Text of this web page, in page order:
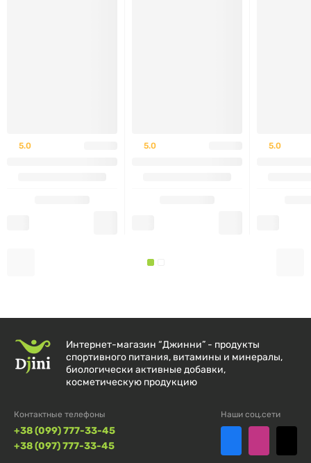
5.0 5.0 5.0
Интернет-магазин “Джинни” - продукты
спортивного питания, витамины и минералы,
биологически активные добавки,
косметическую продукцию
Контактные телефоны
+38 (099) 777-33-45
+38 (097) 777-33-45
Наши соц.сети